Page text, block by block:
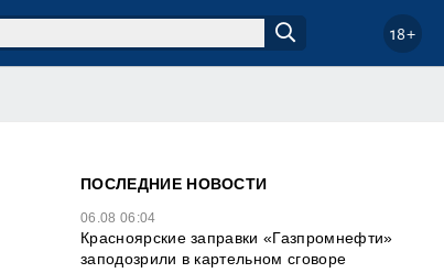
18+
ПОСЛЕДНИЕ НОВОСТИ
06.08 06:04
Красноярские заправки «Газпромнефти»
заподозрили в картельном сговоре